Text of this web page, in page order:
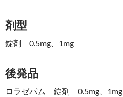
剤型
錠剤 0.5mg、1mg
後発品
ロラゼパム 錠剤 0.5mg、1mg